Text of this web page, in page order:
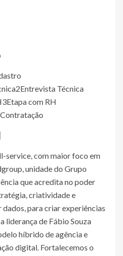
2Entrevista Técnica
3Etapa com RH
Contratação
service, com maior foco em
unidade do Grupo
que acredita no poder
criatividade e
para criar experiências
liderança de Fábio Souza
híbrido de agência e
digital. Fortalecemos o